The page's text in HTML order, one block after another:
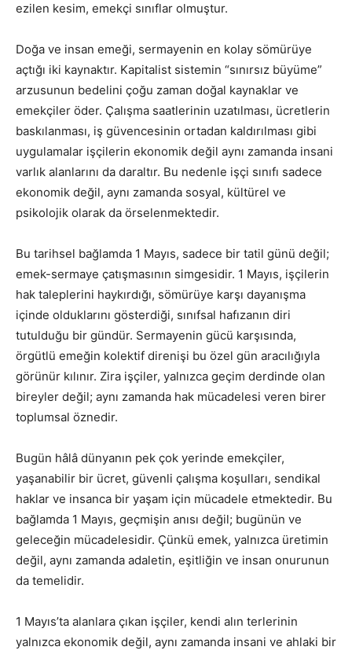
ezilen kesim, emekçi sınıflar olmuştur.
Doğa ve insan emeği, sermayenin en kolay sömürüye
açtığı iki kaynaktır. Kapitalist sistemin “sınırsız büyüme”
arzusunun bedelini çoğu zaman doğal kaynaklar ve
emekçiler öder. Çalışma saatlerinin uzatılması, ücretlerin
baskılanması, iş güvencesinin ortadan kaldırılması gibi
uygulamalar işçilerin ekonomik değil aynı zamanda insani
varlık alanlarını da daraltır. Bu nedenle işçi sınıfı sadece
ekonomik değil, aynı zamanda sosyal, kültürel ve
psikolojik olarak da örselenmektedir.
Bu tarihsel bağlamda 1 Mayıs, sadece bir tatil günü değil;
emek-sermaye çatışmasının simgesidir. 1 Mayıs, işçilerin
hak taleplerini haykırdığı, sömürüye karşı dayanışma
içinde olduklarını gösterdiği, sınıfsal hafızanın diri
tutulduğu bir gündür. Sermayenin gücü karşısında,
örgütlü emeğin kolektif direnişi bu özel gün aracılığıyla
görünür kılınır. Zira işçiler, yalnızca geçim derdinde olan
bireyler değil; aynı zamanda hak mücadelesi veren birer
toplumsal öznedir.
Bugün hâlâ dünyanın pek çok yerinde emekçiler,
yaşanabilir bir ücret, güvenli çalışma koşulları, sendikal
haklar ve insanca bir yaşam için mücadele etmektedir. Bu
bağlamda 1 Mayıs, geçmişin anısı değil; bugünün ve
geleceğin mücadelesidir. Çünkü emek, yalnızca üretimin
değil, aynı zamanda adaletin, eşitliğin ve insan onurunun
da temelidir.
1 Mayıs’ta alanlara çıkan işçiler, kendi alın terlerinin
yalnızca ekonomik değil, aynı zamanda insani ve ahlaki bir